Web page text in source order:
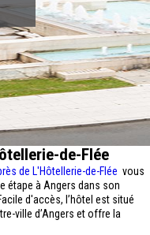
de-Flée
de L'Hôtellerie-de-Flée vous
étape à Angers dans son
d'accès, l’hôtel est situé
ville d’Angers et offre la